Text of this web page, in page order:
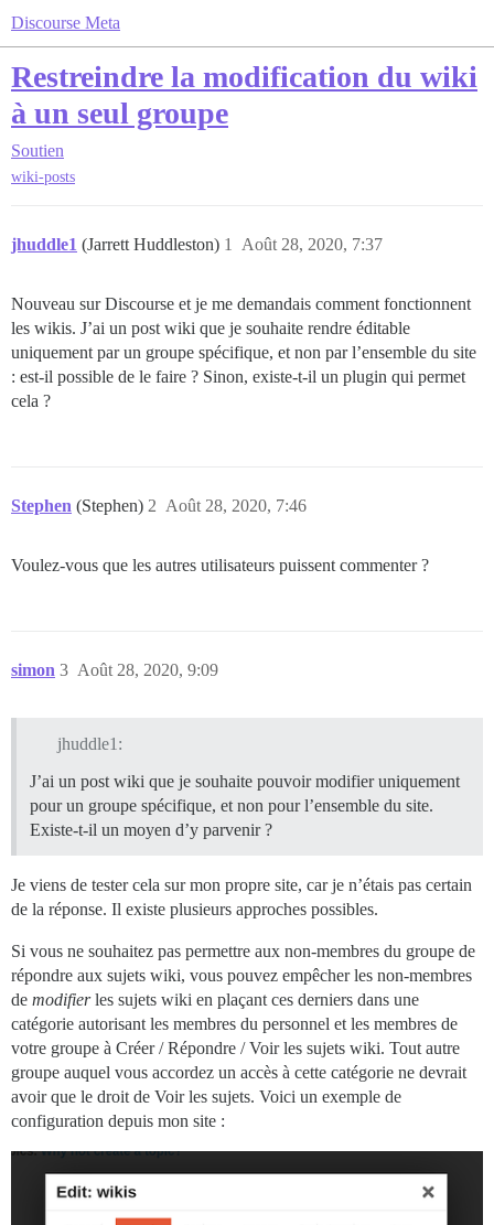
Discourse Meta
Restreindre la modification du wiki
à un seul groupe
Soutien
wiki-posts
jhuddle1 (Jarrett Huddleston) Août 28, 2020, 7:37
1
Nouveau sur Discourse et je me demandais comment fonctionnent
les wikis. J’ai un post wiki que je souhaite rendre éditable
uniquement par un groupe spécifique, et non par l’ensemble du site
: est-il possible de le faire ? Sinon, existe-t-il un plugin qui permet
cela ?
Stephen (Stephen) Août 28, 2020, 7:46
2
Voulez-vous que les autres utilisateurs puissent commenter ?
simon Août 28, 2020, 9:09
3
jhuddle1:
J’ai un post wiki que je souhaite pouvoir modifier uniquement
pour un groupe spécifique, et non pour l’ensemble du site.
Existe-t-il un moyen d’y parvenir ?
Je viens de tester cela sur mon propre site, car je n’étais pas certain
de la réponse. Il existe plusieurs approches possibles.
Si vous ne souhaitez pas permettre aux non-membres du groupe de
répondre aux sujets wiki, vous pouvez empêcher les non-membres
de modifierles sujets wiki en plaçant ces derniers dans une
catégorie autorisant les membres du personnel et les membres de
votre groupe à Créer / Répondre / Voir les sujets wiki. Tout autre
groupe auquel vous accordez un accès à cette catégorie ne devrait
avoir que le droit de Voir les sujets. Voici un exemple de
configuration depuis mon site :